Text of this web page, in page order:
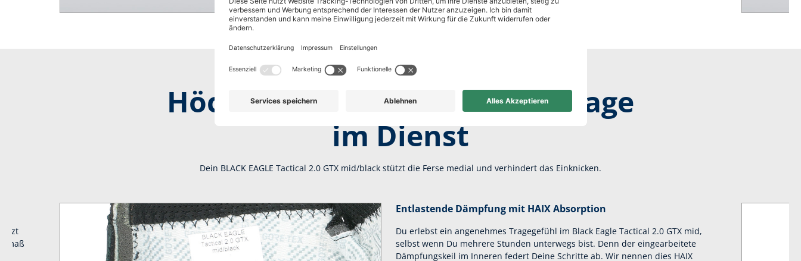
Höchster Komfort für lange Tage
im Dienst
Dein BLACK EAGLE Tactical 2.0 GTX mid/black stützt die Ferse medial und verhindert das Einknicken.
sitzt
Entlastende Dämpfung mit HAIX Absorption
Du erlebst ein angenehmes Tragegefühl im Black Eagle Tactical 2.0 GTX mid,
selbst wenn Du mehrere Stunden unterwegs bist. Denn der eingearbeitete
Dämpfungskeil im Inneren federt Deine Schritte ab. Wir nennen dies HAIX